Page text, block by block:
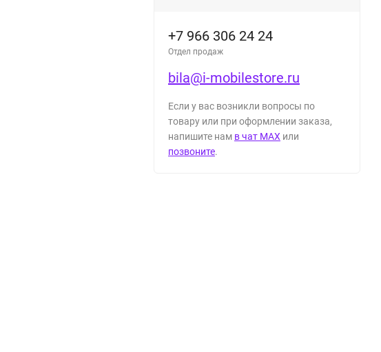
+7 966 306 24 24
Отдел продаж
bila@i-mobilestore.ru
Если у вас возникли вопросы по
товару или при оформлении заказа,
напишите нам в чат MAX или
позвоните.